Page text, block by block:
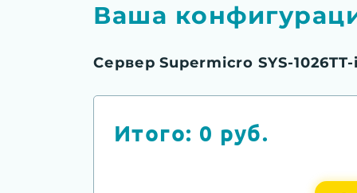
Ваша
Сервер Supermicro SYS-1026TT-
Итого: 0 руб.